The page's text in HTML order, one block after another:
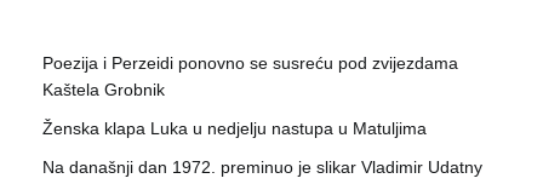
Poezija i Perzeidi ponovno se susreću pod zvijezdama
Kaštela Grobnik
Ženska klapa Luka u nedjelju nastupa u Matuljima
Na današnji dan 1972. preminuo je slikar Vladimir Udatny